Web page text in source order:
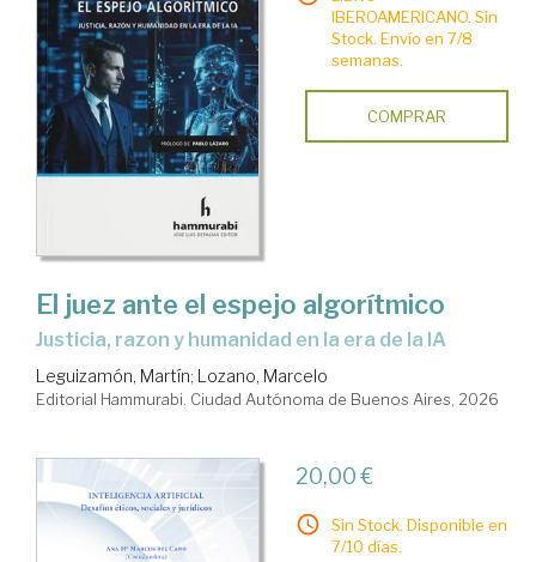
IBEROAMERICANO. Sin
Stock. Envío en 7/8
semanas.
COMPRAR
El juez ante el espejo algorítmico
Justicia, razon y humanidad en la era de la IA
Leguizamón, Martín; Lozano, Marcelo
Editorial Hammurabi. Ciudad Autónoma de Buenos Aires, 2026
20,00 €
Sin Stock. Disponible en
7/10 días.